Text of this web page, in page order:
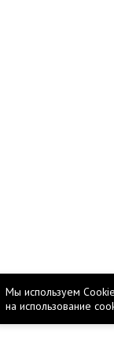
Мы используем
на использование